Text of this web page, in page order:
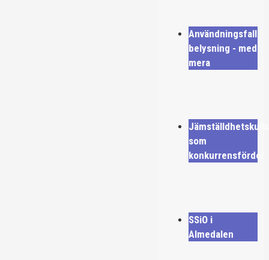
Användningsfall
belysning - med
mera
som
konkurrensfördel
SSiO i
Almedalen